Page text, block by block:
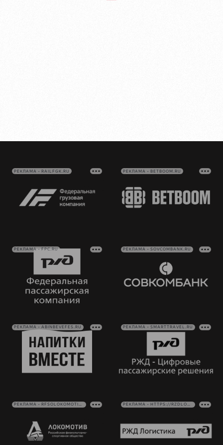
РЕКЛАМА • RAILFGK.RU РЕКЛАМА • BETBOOM.RU
РЕКЛАМА • FPC.RU РЕКЛАМА • SOVCOMBANK.RU
РЕКЛАМА • ABINBEVEFES.RU РЕКЛАМА • SMARTTRAVEL.RU
РЕКЛАМА • RFSOLOKOMOTIV.RU РЕКЛАМА • HTTPS://RZDLOG.RU/